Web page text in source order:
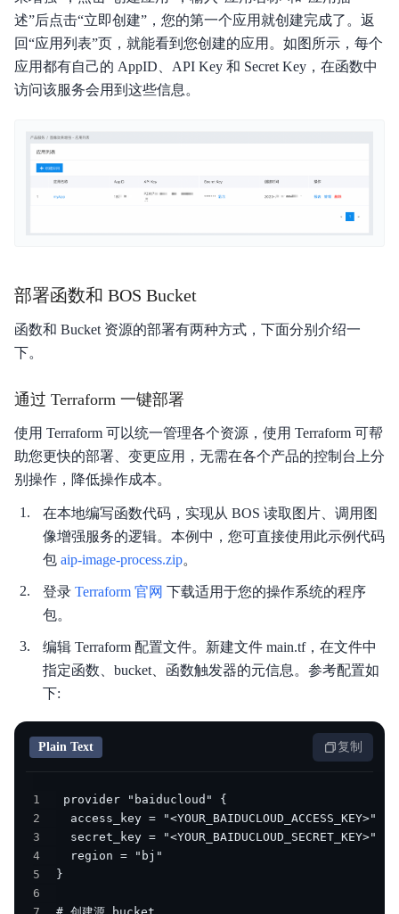
述”后点击“立即创建”，您的第一个应用就创建完成了。返
回“应用列表”页，就能看到您创建的应用。如图所示，每个
应用都有自己的 AppID、API Key 和 Secret Key，在函数中
访问该服务会用到这些信息。
部署函数和 BOS Bucket
函数和 Bucket 资源的部署有两种方式，下面分别介绍一
下。
通过 Terraform 一键部署
使用 Terraform 可以统一管理各个资源，使用 Terraform 可帮
助您更快的部署、变更应用，无需在各个产品的控制台上分
别操作，降低操作成本。
在本地编写函数代码，实现从 BOS 读取图片、调用图
像增强服务的逻辑。本例中，您可直接使用此示例代码
包 aip-image-process.zip。
登录 Terraform 官网 下载适用于您的操作系统的程序
包。
编辑 Terraform 配置文件。新建文件 main.tf，在文件中
指定函数、bucket、函数触发器的元信息。参考配置如
下:
Plain Text 复制
1
2
3
4
5
6